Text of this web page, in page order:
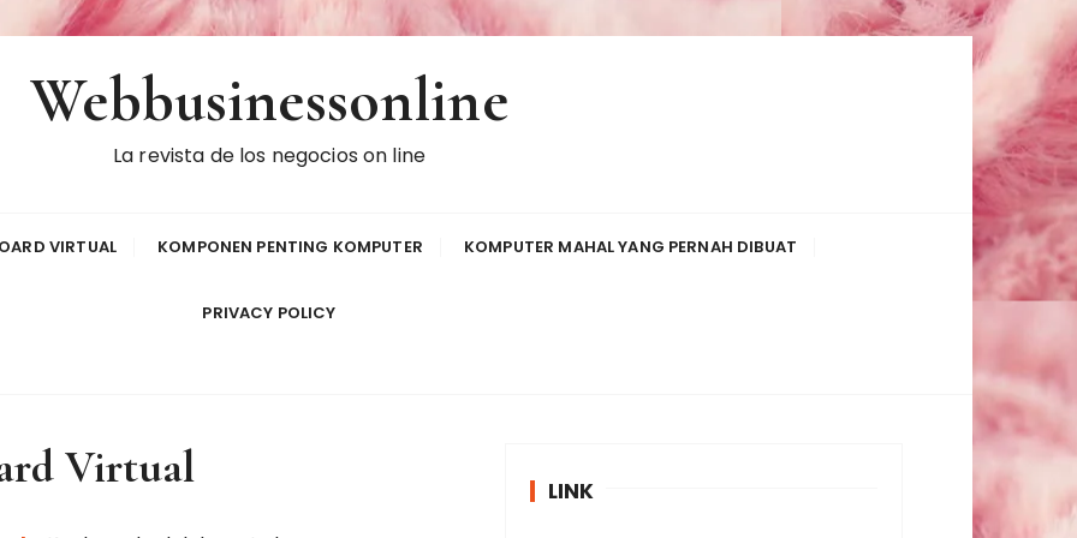
Webbusinessonline
La revista de los negocios on line
VIRTUAL KOMPONEN PENTING KOMPUTER KOMPUTER MAHAL YANG PERNAH DIBUAT
PRIVACY POLICY
Virtual LINK